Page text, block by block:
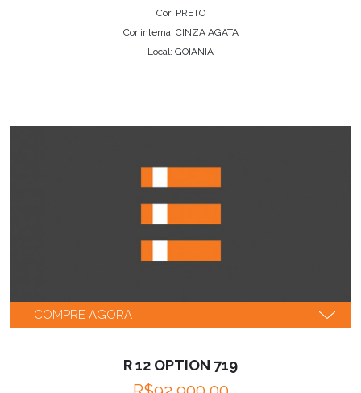
Cor: PRETO
Cor interna: CINZA AGATA
Local: GOIANIA
COMPRE AGORA
R 12 OPTION 719